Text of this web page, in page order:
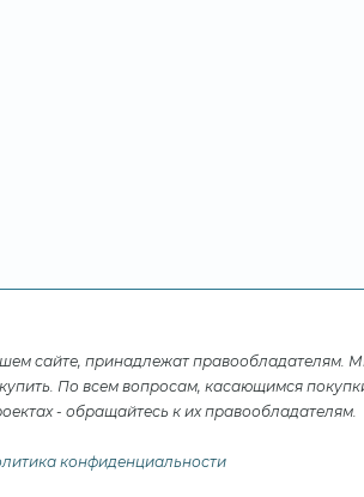
сайте, принадлежат правообладателям.
По всем вопросам, касающимся
- обращайтесь к их правообладателям.
конфиденциальности